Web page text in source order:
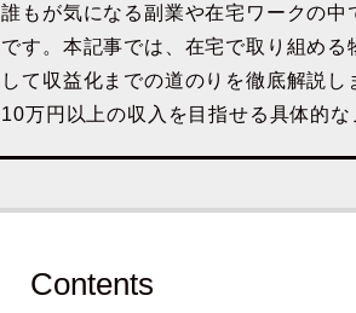
誰もが気になる副業や在宅ワークの中
です。本記事では、在宅で取り組め
して収益化までの道のりを徹底解説
10万円以上の収入を目指せる具体的な
Contents